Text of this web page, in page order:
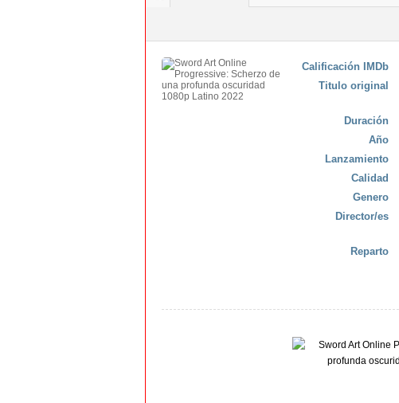
Calificación IMDb
Titulo original
Duración
Año
Lanzamiento
Calidad
Genero
Director/es
Reparto